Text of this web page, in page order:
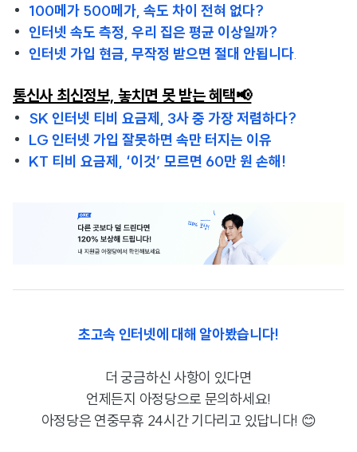
100메가 500메가, 속도 차이 전혀 없다?
인터넷 속도 측정, 우리 집은 평균 이상일까?
인터넷 가입 현금, 무작정 받으면 절대 안됩니다.
통신사 최신정보, 놓치면 못 받는 혜택📢
SK 인터넷 티비 요금제, 3사 중 가장 저렴하다?
LG 인터넷 가입 잘못하면 속만 터지는 이유
KT 티비 요금제, ‘이것’ 모르면 60만 원 손해!
초고속 인터넷에 대해 알아봤습니다!
더 궁금하신 사항이 있다면
언제든지 아정당으로 문의하세요!
아정당은 연중무휴 24시간 기다리고 있답니다! 😊